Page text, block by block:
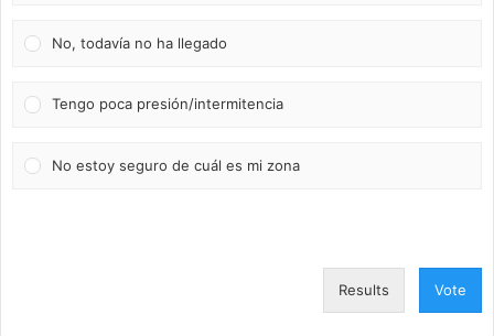
No, todavía no ha llegado
Tengo poca presión/intermitencia
No estoy seguro de cuál es mi zona
Results Vote